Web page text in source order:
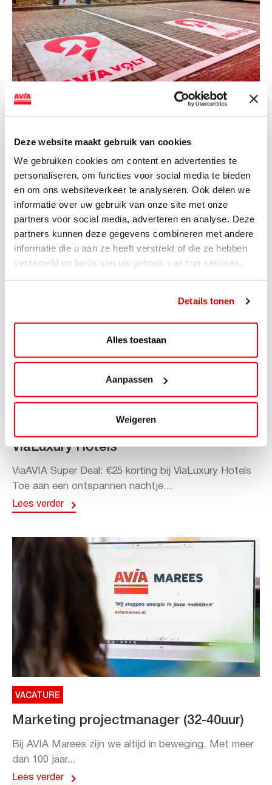
Deze website maakt gebruik van cookies
We gebruiken cookies om content en advertenties te
personaliseren, om functies voor social media te bieden
en om ons websiteverkeer te analyseren. Ook delen we
informatie over uw gebruik van onze site met onze
partners voor social media, adverteren en analyse. Deze
partners kunnen deze gegevens combineren met andere
informatie die u aan ze heeft verstrekt of die ze hebben
verzameld op basis van uw gebruik van hun services.
Details tonen
Alles toestaan
Aanpassen
Weigeren
NIEUWS
landelijke uitrol van DC-
snellaadinfrastructuur
AVIA VOLT en Fletcher Hotels starten landelijke uitrol
van DC-snellaadinfrastructuur AVIA VOLT en...
Lees verder
ACTIE
ViaLuxury Hotels
ViaAVIA Super Deal: €25 korting bij ViaLuxury Hotels
Toe aan een ontspannen nachtje...
Lees verder
VACATURE
Marketing projectmanager (32-40uur)
Bij AVIA Marees zijn we altijd in beweging. Met meer
dan 100 jaar...
Lees verder